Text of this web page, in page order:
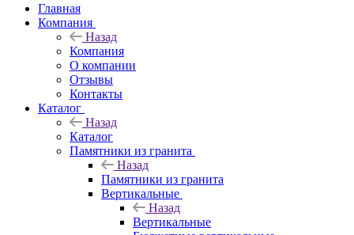
Главная
Компания
Назад
Компания
О компании
Отзывы
Контакты
Каталог
Назад
Каталог
Памятники из гранита
Назад
Памятники из гранита
Вертикальные
Назад
Вертикальные